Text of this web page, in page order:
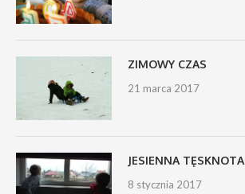
ZIMOWY CZAS
21 marca 2017
JESIENNA TĘSKNOTA
8 stycznia 2017